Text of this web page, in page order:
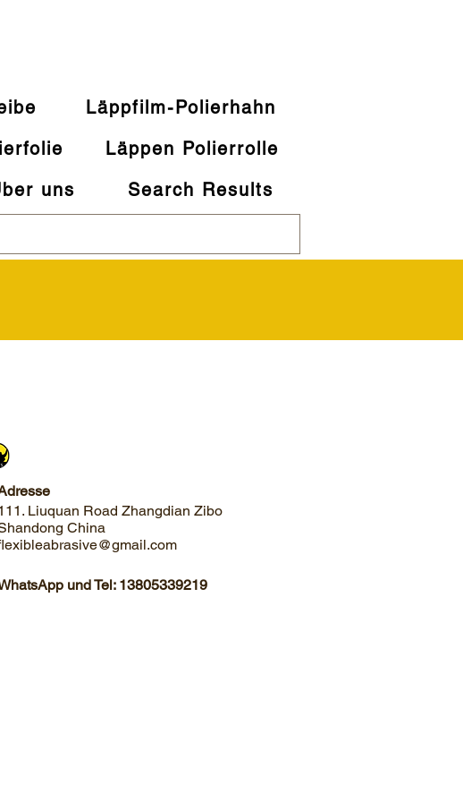
Läppfilm-Polierhahn
Läppen Polierrolle
uns Search Results
Liuquan Road Zhangdian Zibo
China
und Tel: 13805339219